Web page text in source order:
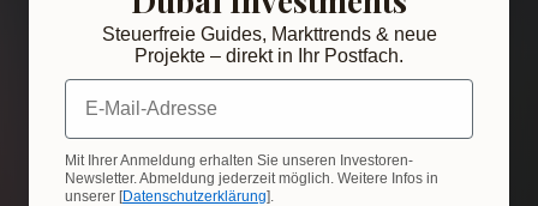
Steuerfreie Guides, Markttrends & neue
Projekte – direkt in Ihr Postfach.
E-Mail-Adresse
Mit Ihrer Anmeldung erhalten Sie unseren Investoren-
Newsletter. Abmeldung jederzeit möglich. Weitere Infos in
unserer [Datenschutzerklärung].